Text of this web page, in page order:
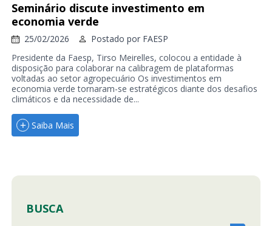
Seminário discute investimento em
economia verde
25/02/2026 Postado por FAESP
Presidente da Faesp, Tirso Meirelles, colocou a entidade à
disposição para colaborar na calibragem de plataformas
voltadas ao setor agropecuário Os investimentos em
economia verde tornaram-se estratégicos diante dos desafios
climáticos e da necessidade de...
Saiba Mais
BUSCA